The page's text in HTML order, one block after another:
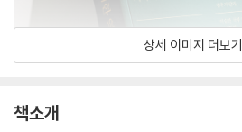
상세 이미지 더보기
책소개